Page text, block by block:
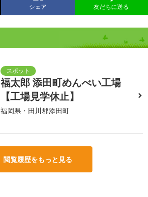
シェア 友だちに送る
福太郎 添田町めんべい工場
【工場見学休止】
福岡県・田川郡添田町
閲覧履歴をもっと見る